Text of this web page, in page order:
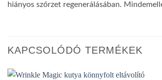
hiányos szőrzet regenerálásában.
KAPCSOLÓDÓ TERMÉKEK